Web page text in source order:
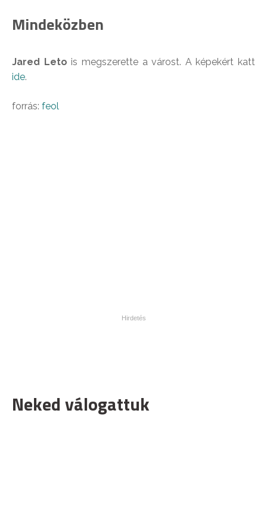
Mindeközben
Jared Leto is megszerette a várost. A képekért katt
ide.
forrás: feol
Neked válogattuk